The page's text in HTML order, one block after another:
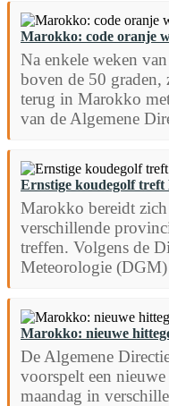
Marokko: code oranje
Na enkele weken
boven de 50 graden,
terug in Marokko
van de Algemene
Ernstige koudegolf
Marokko bereidt
verschillende
treffen. Volgens de
Meteorologie
Marokko: nieuwe
De Algemene
voorspelt een
maandag in